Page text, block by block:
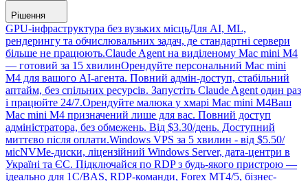
Рішення
GPU-інфраструктура без вузьких місцьДля AI, ML,
рендерингу та обчислювальних задач, де стандартні сервери
більше не працюють.Claude Agent на виділеному Mac mini M4
— готовий за 15 хвилинОрендуйте персональний Mac mini
M4 для вашого AI-агента. Повний адмін-доступ, стабільний
аптайм, без спільних ресурсів. Запустіть Claude Agent один раз
і працюйте 24/7.Орендуйте малюка у хмарі Mac mini M4Ваш
Mac mini M4 призначений лише для вас. Повний доступ
адміністратора, без обмежень. Від $3.30/день. Доступний
миттєво після оплати.Windows VPS за 5 хвилин - від $5.50/
місNVMe-диски, ліцензійний Windows Server, дата-центри в
Україні та ЄС. Підключайся по RDP з будь-якого пристрою —
ідеально для 1С/BAS, RDP-команди, Forex MT4/5, бізнес-